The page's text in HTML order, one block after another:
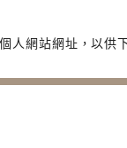
人網站網址，以供